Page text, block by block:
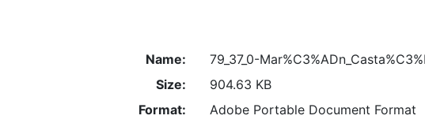
Name:
79_37_0-
Size:
904.63 KB
Format:
Adobe Portable Document Format